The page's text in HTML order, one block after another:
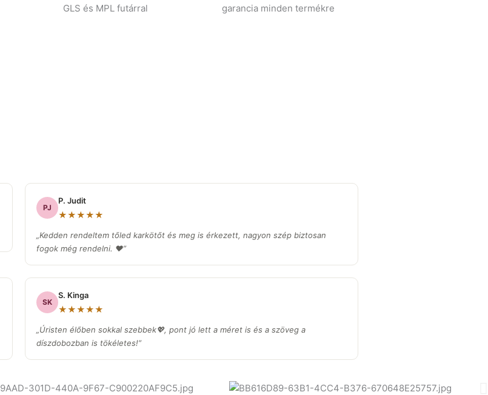
GLS és MPL futárral
garancia minden termékre
PJ
P. Judit
★★★★★
„Kedden rendeltem tőled karkötőt és meg is érkezett, nagyon szép biztosan
fogok még rendelni. ❤️”
SK
S. Kinga
★★★★★
„Úristen élőben sokkal szebbek💖, pont jó lett a méret is és a szöveg a
díszdobozban is tökéletes!”